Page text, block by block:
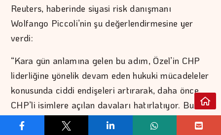
Reuters, haberinde siyasi risk danışmanı
Wolfango Piccoli’nin şu değerlendirmesine yer
verdi:
“Kara gün anlamına gelen bu adım, Özel’in CHP
liderliğine yönelik devam eden hukuki mücadeleler
konusunda ciddi endişeleri artırarak, daha önce
CHP’li isimlere açılan davaları hatırlatıyor. Bu
adımlar Erdoğan’ın ana muhalefet partisini